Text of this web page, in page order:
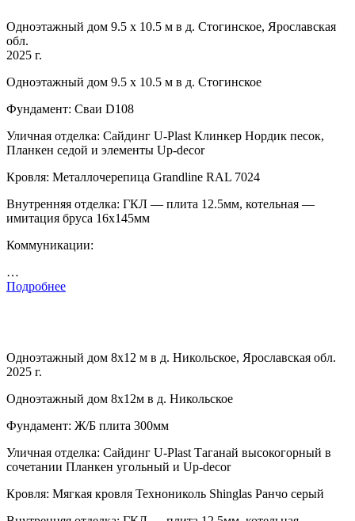
Одноэтажный дом 9.5 х 10.5 м в д. Стогинское, Ярославская
обл.
2025 г.
Одноэтажный дом 9.5 х 10.5 м в д. Стогинское
Фундамент: Сваи D108
Уличная отделка: Сайдинг U-Plast Клинкер Нордик песок,
Планкен седой и элементы Up-decor
Кровля: Металлочерепица Grandline RAL 7024
Внутренняя отделка: ГКЛ — плита 12.5мм, котельная —
имитация бруса 16х145мм
Коммуникации:
…
Подробнее
Одноэтажный дом 8х12 м в д. Никольское, Ярославская обл.
2025 г.
Одноэтажный дом 8х12м в д. Никольское
Фундамент: Ж/Б плита 300мм
Уличная отделка: Сайдинг U-Plast Таганай высокогорный в
сочетании Планкен угольный и Up-decor
Кровля: Мягкая кровля Технониколь Shinglas Ранчо серый